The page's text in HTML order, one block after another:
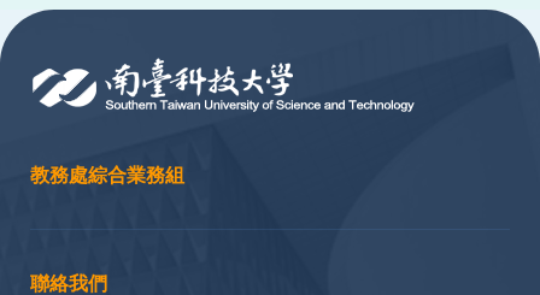
教務處綜合業務組
聯絡我們